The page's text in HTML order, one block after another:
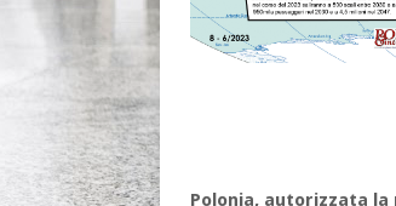
Polonia, autorizzata